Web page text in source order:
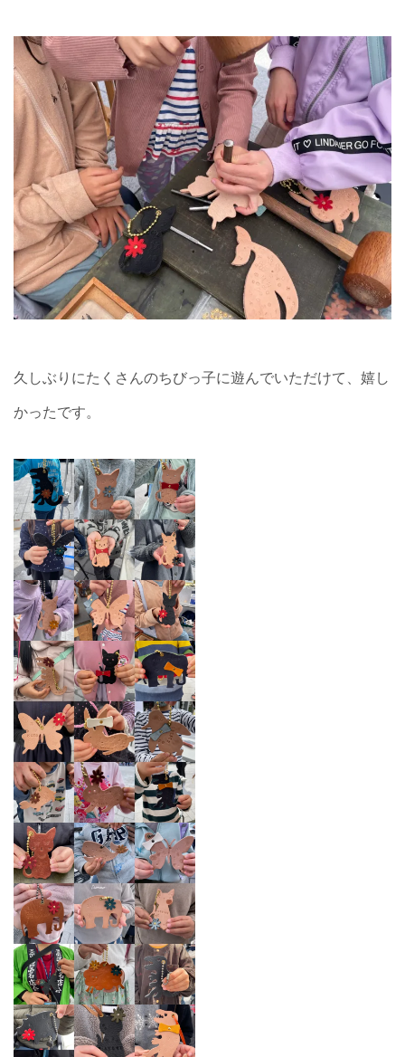
久しぶりにたくさんのちびっ子に遊んでいただけて、嬉し
かったです。